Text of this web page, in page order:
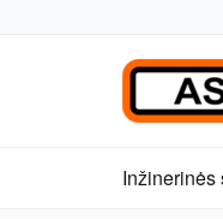
Inžinerinės